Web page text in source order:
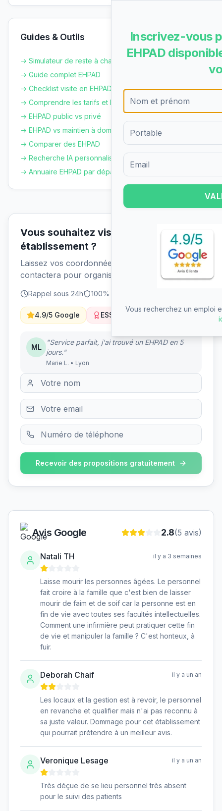
Guides & Outils
→ Simulateur de reste à charge
→ Guide complet EHPAD
→ Checklist visite en EHPAD
→ Comprendre les tarifs et le GIR
→ EHPAD public vs privé
→ EHPAD vs maintien à domicile
→ Comparer des EHPAD
→ Recherche IA personnalisée
→ Annuaire EHPAD par département
Vous souhaitez visiter cet
établissement ?
Laissez vos coordonnées et un conseiller vous
contactera pour organiser une visite.
Rappel sous 24h 100% gratuit
4.9/5 Google ESS Solidaire
ML
"Service parfait, j'ai trouvé un EHPAD en 5
jours."
Marie L. • Lyon
Recevoir des propositions gratuitement
Avis Google 2.8(5 avis)
Natali TH il y a 3 semaines
Laisse mourir les personnes âgées. Le personnel
fait croire à la famille que c'est bien de laisser
mourir de faim et de soif car la personne est en
fin de vie avec toutes ses facultés intellectuelles.
Comment une infirmière peut pratiquer cette fin
de vie et manipuler la famille ? C'est honteux, à
fuir.
Deborah Chaif il y a un an
Les locaux et la gestion est à revoir, le personnel
en revanche et qualifier mais n'ai pas reconnu à
sa juste valeur. Dommage pour cet établissement
qui pourrait prétendre à un meilleur avis.
Veronique Lesage il y a un an
Très déçue de se lieu personnel très absent
pour le suivi des patients
Inscrivez-vous
EHPAD
Formulaire d'inscription pour
Vous recherchez un emploi